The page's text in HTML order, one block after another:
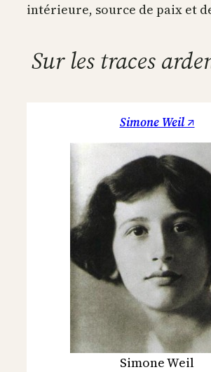
intérieure, source de paix et
Sur les traces
Simone Weil ↗
Simone Weil